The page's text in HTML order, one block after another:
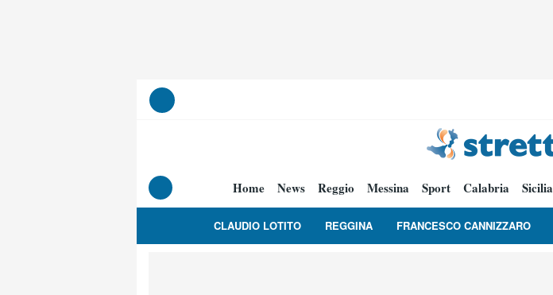
Home News Reggio Messina Sport Calabria Sicilia
CLAUDIO LOTITO REGGINA FRANCESCO CANNIZZARO